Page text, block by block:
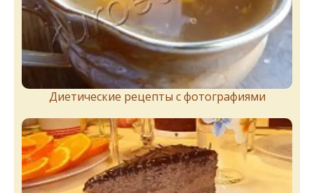
Диетические рецепты с фотографиями